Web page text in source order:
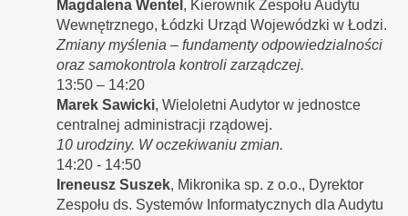
Magdalena Wentel , Kierownik Zespołu Audytu
Wewnętrznego, Łódzki Urząd Wojewódzki w Łodzi.
Zmiany myślenia – fundamenty odpowiedzialności
oraz samokontrola kontroli zarządczej.
13:50 – 14:20
Marek Sawicki, Wieloletni Audytor w jednostce
centralnej administracji rządowej.
10 urodziny. W oczekiwaniu zmian.
14:20 - 14:50
Ireneusz Suszek, Mikronika sp. z o.o., Dyrektor
Zespołu ds. Systemów Informatycznych dla Audytu